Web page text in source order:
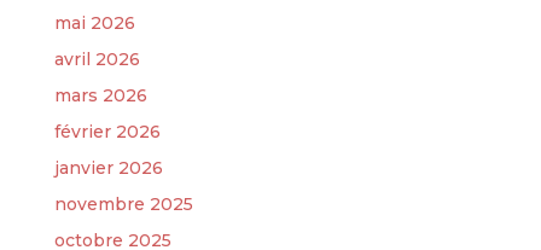
mai 2026
avril 2026
mars 2026
février 2026
janvier 2026
novembre 2025
octobre 2025